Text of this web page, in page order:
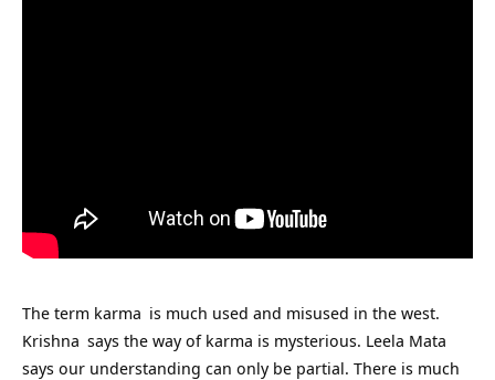
The term karma is much used and misused in the west.
Krishna says the way of karma is mysterious. Leela Mata
says our understanding can only be partial. There is much